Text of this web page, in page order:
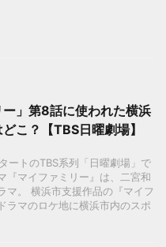
ー」第8話に使われた横浜
こ？【TBS日曜劇場】
ートのTBS系列「日曜劇場」で
『マイファミリー』は、二宮和
マ。 横浜市支援作品の『マイフ
ラマのロケ地に横浜市内のスポ